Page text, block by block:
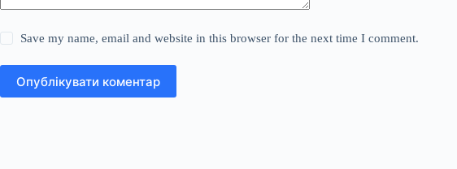
Save my name, email and website in this browser for the next time I comment.
Опублікувати коментар